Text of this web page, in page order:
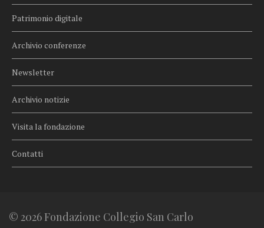
Patrimonio digitale
Archivio conferenze
Newsletter
Archivio notizie
Visita la fondazione
Contatti
© 2026 Fondazione Collegio San Carlo